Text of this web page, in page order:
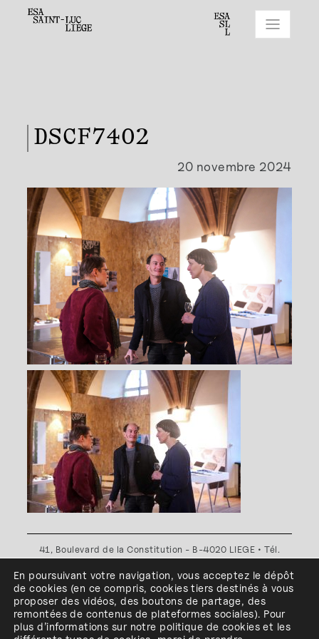
DSCF7402
20 novembre 2024
41, Boulevard de la Constitution - B-4020 LIEGE • Tél.
Plan d'accès•Politique de confidentialité•Politique de
cookies•Conditions générales
l'ESA Saint-Luc Liège est membre du
En poursuivant votre navigation, vous acceptez le dépôt
de cookies (en ce compris, cookiestiers destinés à vous
proposer des vidéos, des boutons de partage, des
remontées de contenus de plateformes sociales). Pour
plus d’informations sur notre politique de cookies et les